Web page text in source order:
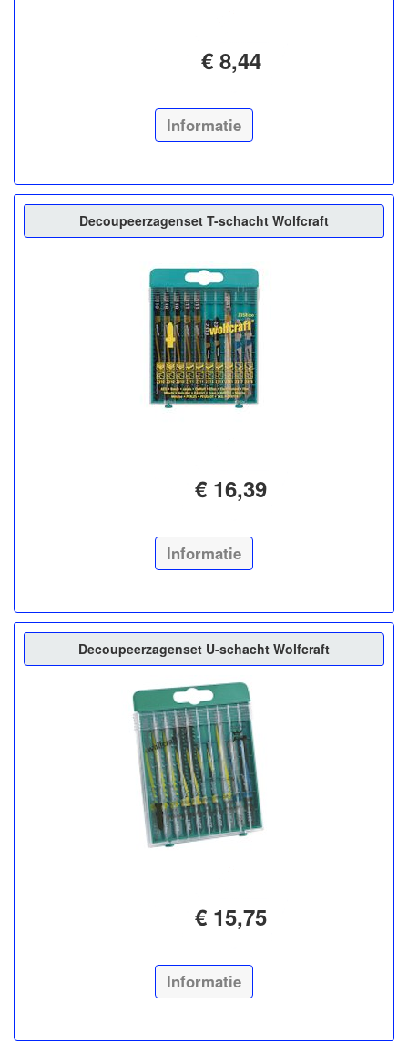
€ 8,44
Informatie
Decoupeerzagenset T-schacht Wolfcraft
€ 16,39
Informatie
Decoupeerzagenset U-schacht Wolfcraft
€ 15,75
Informatie